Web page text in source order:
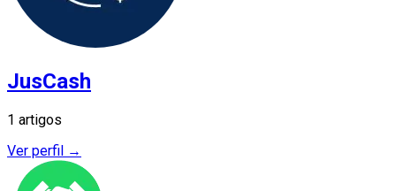
JusCash
1 artigos
Ver perfil →